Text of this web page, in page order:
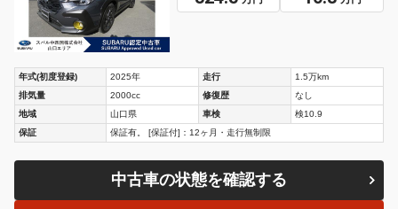
年式(初度登録) 2025年 走行
1.5万km
排気量
2000cc 修復歴
なし
地域
山口県 車検
検10.9
保証
保証有。 [保証付]：12ヶ月・走行無制限
中古車の状態を確認する